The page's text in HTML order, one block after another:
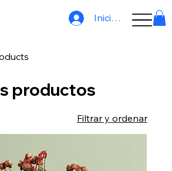
Iniciar sesión
productos
Filtrar y ordenar